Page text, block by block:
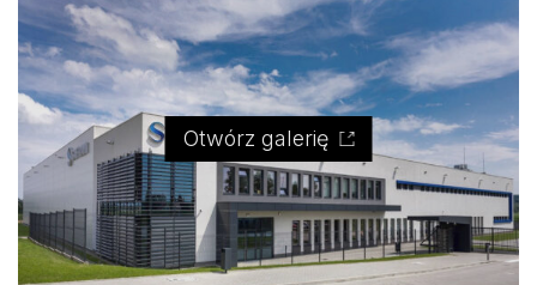
Otwórz galerię